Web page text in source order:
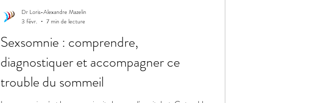
Sexsomnie : comprendre,
diagnostiquer et accompagner ce
trouble du sommeil
Dr Loris-Alexandre Mazelin
3 févr.
7 min de lecture